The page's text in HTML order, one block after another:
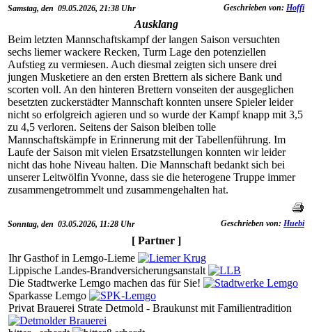
Samstag, den 09.05.2026, 21:38 Uhr Geschrieben von: Hoffi
Ausklang
Beim letzten Mannschaftskampf der langen Saison versuchten
sechs liemer wackere Recken, Turm Lage den potenziellen
Aufstieg zu vermiesen. Auch diesmal zeigten sich unsere drei
jungen Musketiere an den ersten Brettern als sichere Bank und
scorten voll. An den hinteren Brettern vonseiten der ausgeglichen
besetzten zuckerstädter Mannschaft konnten unsere Spieler leider
nicht so erfolgreich agieren und so wurde der Kampf knapp mit 3,5
zu 4,5 verloren. Seitens der Saison bleiben tolle
Mannschaftskämpfe in Erinnerung mit der Tabellenführung. Im
Laufe der Saison mit vielen Ersatzstellungen konnten wir leider
nicht das hohe Niveau halten. Die Mannschaft bedankt sich bei
unserer Leitwölfin Yvonne, dass sie die heterogene Truppe immer
zusammengetrommelt und zusammengehalten hat.
Sonntag, den 03.05.2026, 11:28 Uhr Geschrieben von: Huebi
[ Partner ]
Ihr Gasthof in Lemgo-Lieme
Lippische Landes-Brandversicherungsanstalt
Die Stadtwerke Lemgo machen das für Sie!
Sparkasse Lemgo
Privat Brauerei Strate Detmold - Braukunst mit Familientradition